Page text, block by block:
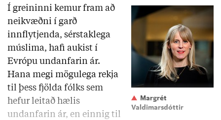
Margrét
Valdimarsdóttir
Í greininni kemur fram að
neikvæðni í garð
innflytjenda, sérstaklega
múslima, hafi aukist í
Evrópu undanfarin ár.
Hana megi mögulega rekja
til þess fjölda fólks sem
hefur leitað hælis
undanfarin ár, en einnig til